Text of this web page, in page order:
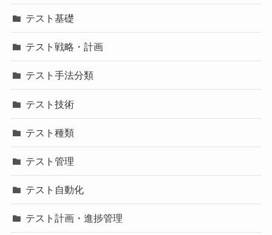
テスト基礎
テスト戦略・計画
テスト手法分類
テスト技術
テスト種類
テスト管理
テスト自動化
テスト計画・進捗管理